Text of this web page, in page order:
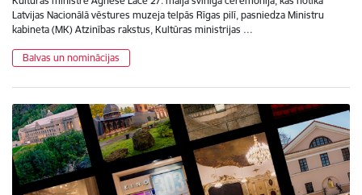
Latvijas Nacionālā vēstures muzeja telpās Rīgas pilī, pasniedza Ministru
kabineta (MK) Atzinības rakstus, Kultūras ministrijas …
Balvas un nominācijas